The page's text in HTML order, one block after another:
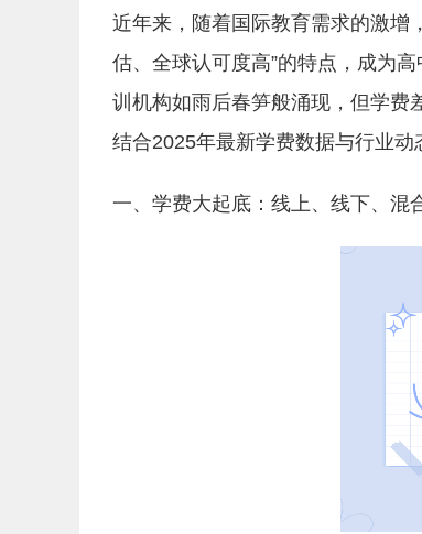
近年来，随着国际教育需求的激增
估、全球认可度高”的特点，成为
训机构如雨后春笋般涌现，但学费
结合2025年最新学费数据与行业动
一、学费大起底：线上、线下、混